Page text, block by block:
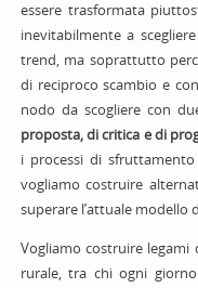
essere trasformata
inevitabilmente a
trend, ma soprattutto
di reciproco scambio e
nodo da scogliere con
proposta, di critica e di
i processi di
vogliamo costruire
superare l’attuale modello
Vogliamo costruire
rurale, tra chi ogni